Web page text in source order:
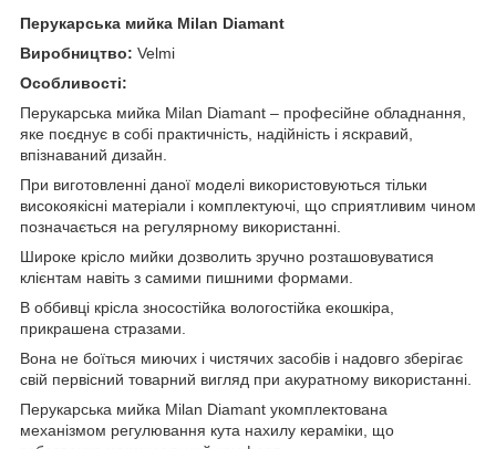
Перукарська мийка Milan Diamant
Виробництво: Velmi
Особливості:
Перукарська мийка Milan Diamant – професійне обладнання,
яке поєднує в собі практичність, надійність і яскравий,
впізнаваний дизайн.
При виготовленні даної моделі використовуються тільки
високоякісні матеріали і комплектуючі, що сприятливим чином
позначається на регулярному використанні.
Широке крісло мийки дозволить зручно розташовуватися
клієнтам навіть з самими пишними формами.
В оббивці крісла зносостійка вологостійка екошкіра,
прикрашена стразами.
Вона не боїться миючих і чистячих засобів і надовго зберігає
свій первісний товарний вигляд при акуратному використанні.
Перукарська мийка Milan Diamant укомплектована
механізмом регулювання кута нахилу кераміки, що